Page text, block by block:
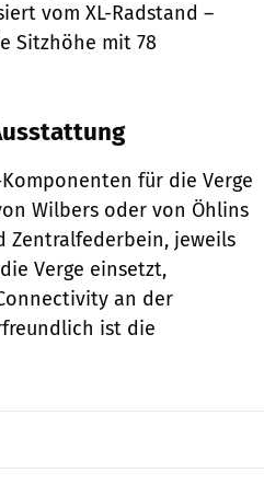
vom XL-Radstand –
Sitzhöhe mit 78
für die Verge
Wilbers oder von Öhlins
Zentralfederbein, jeweils
Verge einsetzt,
an der
ist die